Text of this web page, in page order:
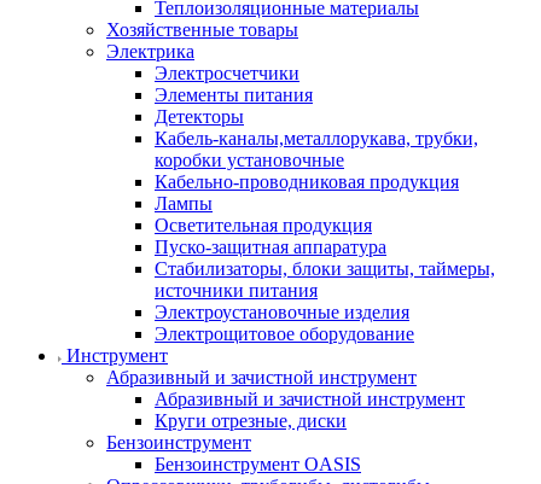
Теплоизоляционные материалы
Хозяйственные товары
Электрика
Электросчетчики
Элементы питания
Детекторы
Кабель-каналы,металлорукава, трубки,
коробки установочные
Кабельно-проводниковая продукция
Лампы
Осветительная продукция
Пуско-защитная аппаратура
Стабилизаторы, блоки защиты, таймеры,
источники питания
Электроустановочные изделия
Электрощитовое оборудование
Инструмент
Абразивный и зачистной инструмент
Абразивный и зачистной инструмент
Круги отрезные, диски
Бензоинструмент
Бензоинструмент OASIS